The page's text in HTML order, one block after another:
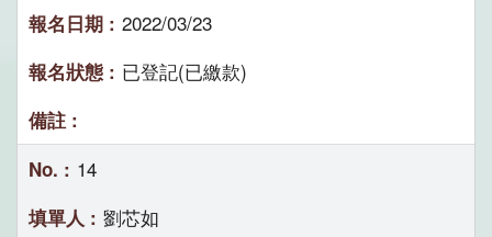
2022/03/23
已登記(已繳款)
14
劉芯如